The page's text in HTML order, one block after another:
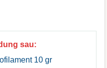
sau:
10 gr